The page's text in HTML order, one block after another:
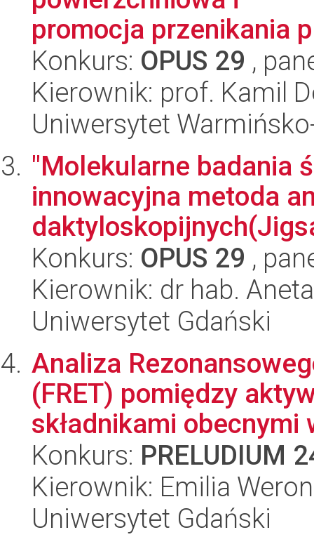
promocja przenikania
Konkurs: OPUS 29 ,
Kierownik: prof. Kamil
Uniwersytet
"Molekularne badania
innowacyjna metoda
Konkurs: OPUS 29 ,
Kierownik: dr hab.
Uniwersytet Gdański
Analiza
(FRET) pomiędzy
składnikami obecnymi
Konkurs: PRELUDIUM
Kierownik: Emilia
Uniwersytet Gdański